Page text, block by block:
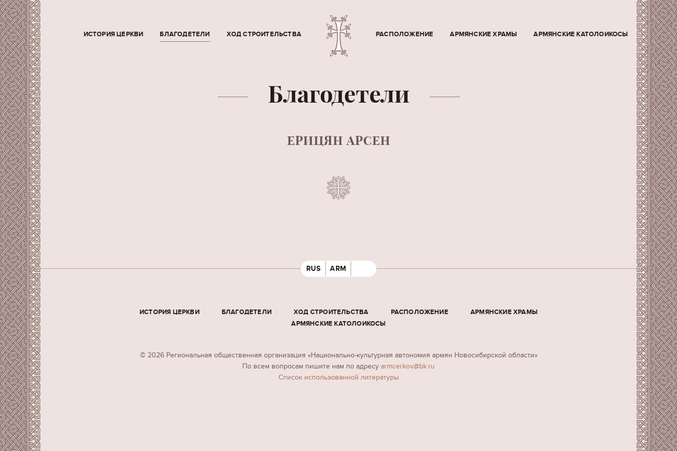
ИСТОРИЯ ЦЕРКВИ БЛАГОДЕТЕЛИ ХОД СТРОИТЕЛЬСТВА РАСПОЛОЖЕНИЕ АРМЯНСКИЕ ХРАМЫ АРМЯНСКИЕ КАТОЛОИКОСЫ
Благодетели
ЕРИЦЯН АРСЕН
RUS ARM
ИСТОРИЯ ЦЕРКВИ БЛАГОДЕТЕЛИ ХОД СТРОИТЕЛЬСТВА РАСПОЛОЖЕНИЕ
АРМЯНСКИЕ ХРАМЫ
АРМЯНСКИЕ КАТОЛОИКОСЫ
© 2026 Региональная общественная организация «Национально-культурная автономия армян Новосибирской области»
По всем вопросам пишите нам по адресу armcerkov@bk.ru
Cписок использованной литературы